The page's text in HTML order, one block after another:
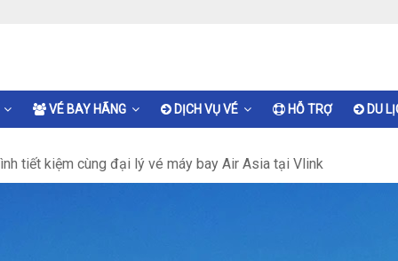
VÉ BAY HÃNG DỊCH VỤ VÉ HỖ TRỢ DU
tiết kiệm cùng đại lý vé máy bay Air Asia tại Vlink